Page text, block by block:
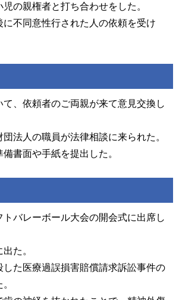
の親権者と打ち合わせをした。
に不同意性行された人の依頼を受け
て、依頼者のご両親が来て意見交換し
団法人の職員が法律相談に来られた。
備書面や手紙を提出した。
トバレーボール大会の開会式に出席し
た。
した医療過誤損害賠償請求訴訟事件の